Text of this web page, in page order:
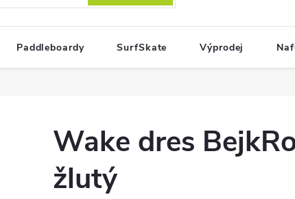
Paddleboardy SurfSkate Výprodej
Wake dres
žlutý